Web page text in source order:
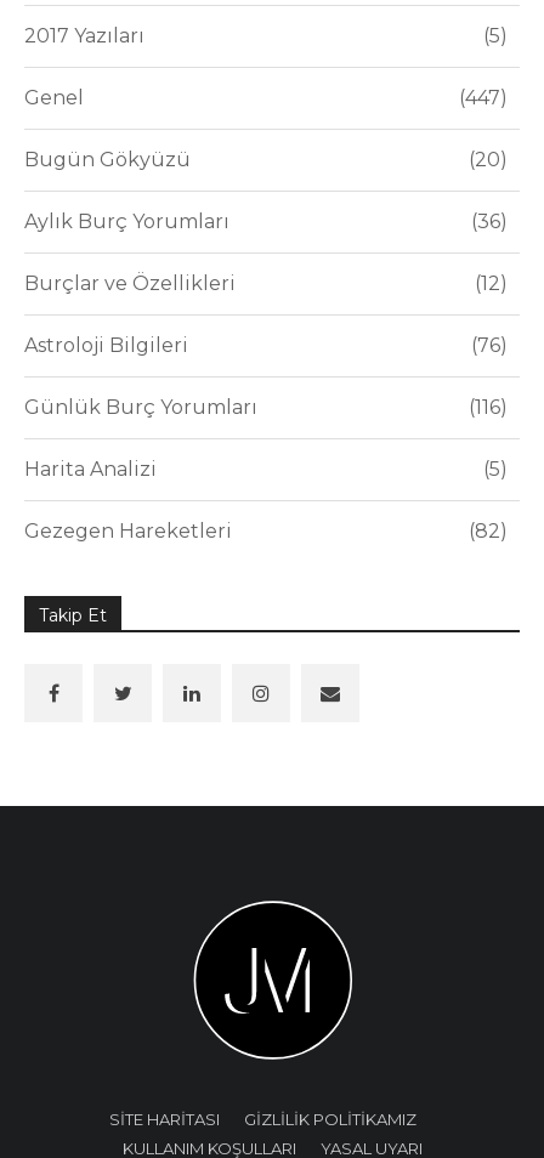
2017 Yazıları 5
Genel 447
Bugün Gökyüzü 20
Aylık Burç Yorumları 36
Burçlar ve Özellikleri 12
Astroloji Bilgileri 76
Günlük Burç Yorumları 116
Harita Analizi 5
Gezegen Hareketleri 82
Takip Et
SİTE HARİTASI
GİZLİLİK POLİTİKAMIZ
KULLANIM KOŞULLARI
YASAL UYARI